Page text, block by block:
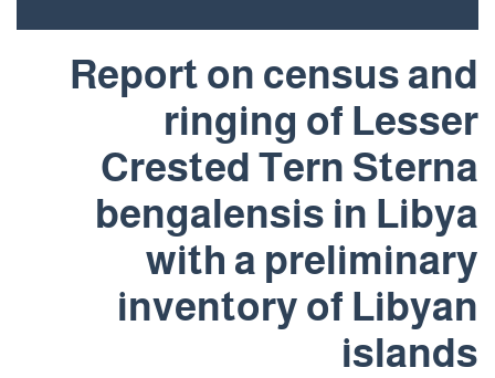
Report on census and
ringing of Lesser
Crested Tern Sterna
bengalensis in Libya
with a preliminary
inventory of Libyan
islands